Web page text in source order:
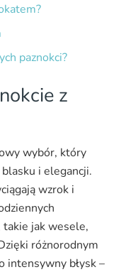
paznokci?
z
wybór, który
i elegancji.
wzrok i
takie jak wesele,
różnorodnym
intensywny błysk –